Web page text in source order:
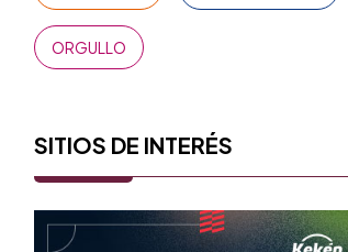
ORGULLO
SITIOS DE INTERÉS